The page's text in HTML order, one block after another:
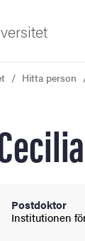
innovation
Hitta person
Postdoktor
Institutionen